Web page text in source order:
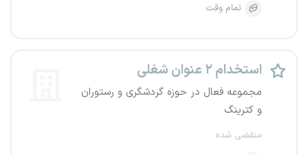
تمام وقت
استخدام ۲ عنوان شغلی
مجموعه فعال در حوزه گردشگری و رستوران
و کترینگ
منقضی شده